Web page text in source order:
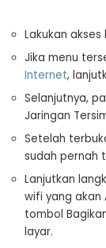
Lakukan akses
Jika menu
Internet,
Selanjutnya,
Jaringan
Setelah
sudah pernah
Lanjutkan
wifi yang akan
tombol
layar.